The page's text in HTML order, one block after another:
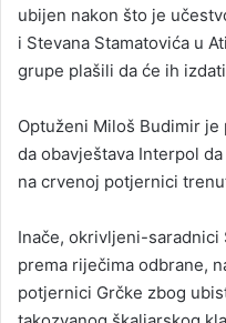
ubijen nakon što je
i Stevana Stamatovića u
grupe plašili da će ih
Optuženi Miloš Budimir
da obavještava Interpol
na crvenoj potjernici
Inače, okrivljeni-saradnici
prema riječima odbrane,
potjernici Grčke zbog